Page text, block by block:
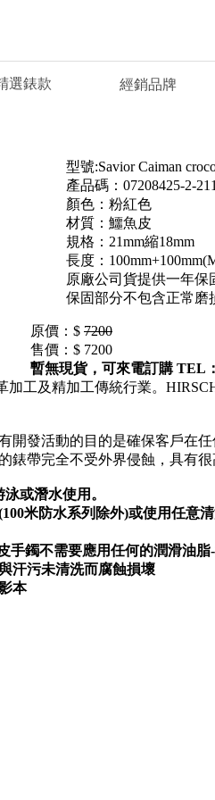
選錶款 經銷品牌
型號:Savior Caiman
產品碼：07208425-2-
顏色：粉紅色
材質：鱷魚皮
規格：21mm縮18mm
長度：
原廠公司貨提供一年
保固部分不包含正常磨
原價：$ 7200
售價：$ 7200
暫無現貨，可來電訂購 TEL
工及精加工傳統行業。
發活動的目的是確保客戶在
帶完全不受外界侵蝕，具有很
或潛水使用。
米防水系列除外)或使用任
鐲不需要應用任何的潤滑油脂-
汗污未清洗而腐蝕損壞
本